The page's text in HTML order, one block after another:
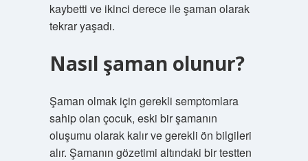
kaybetti ve ikinci derece ile şaman olarak
tekrar yaşadı.
Nasıl şaman olunur?
Şaman olmak için gerekli semptomlara
sahip olan çocuk, eski bir şamanın
oluşumu olarak kalır ve gerekli ön bilgileri
alır. Şamanın gözetimi altındaki bir testten